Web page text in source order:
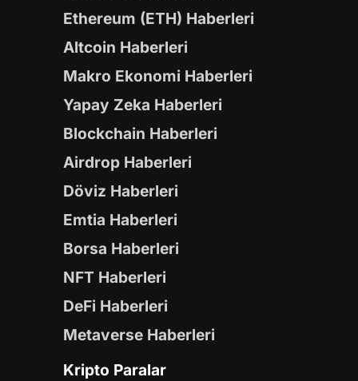
Ethereum (ETH) Haberleri
Altcoin Haberleri
Makro Ekonomi Haberleri
Yapay Zeka Haberleri
Blockchain Haberleri
Airdrop Haberleri
Döviz Haberleri
Emtia Haberleri
Borsa Haberleri
NFT Haberleri
DeFi Haberleri
Metaverse Haberleri
Kripto Paralar